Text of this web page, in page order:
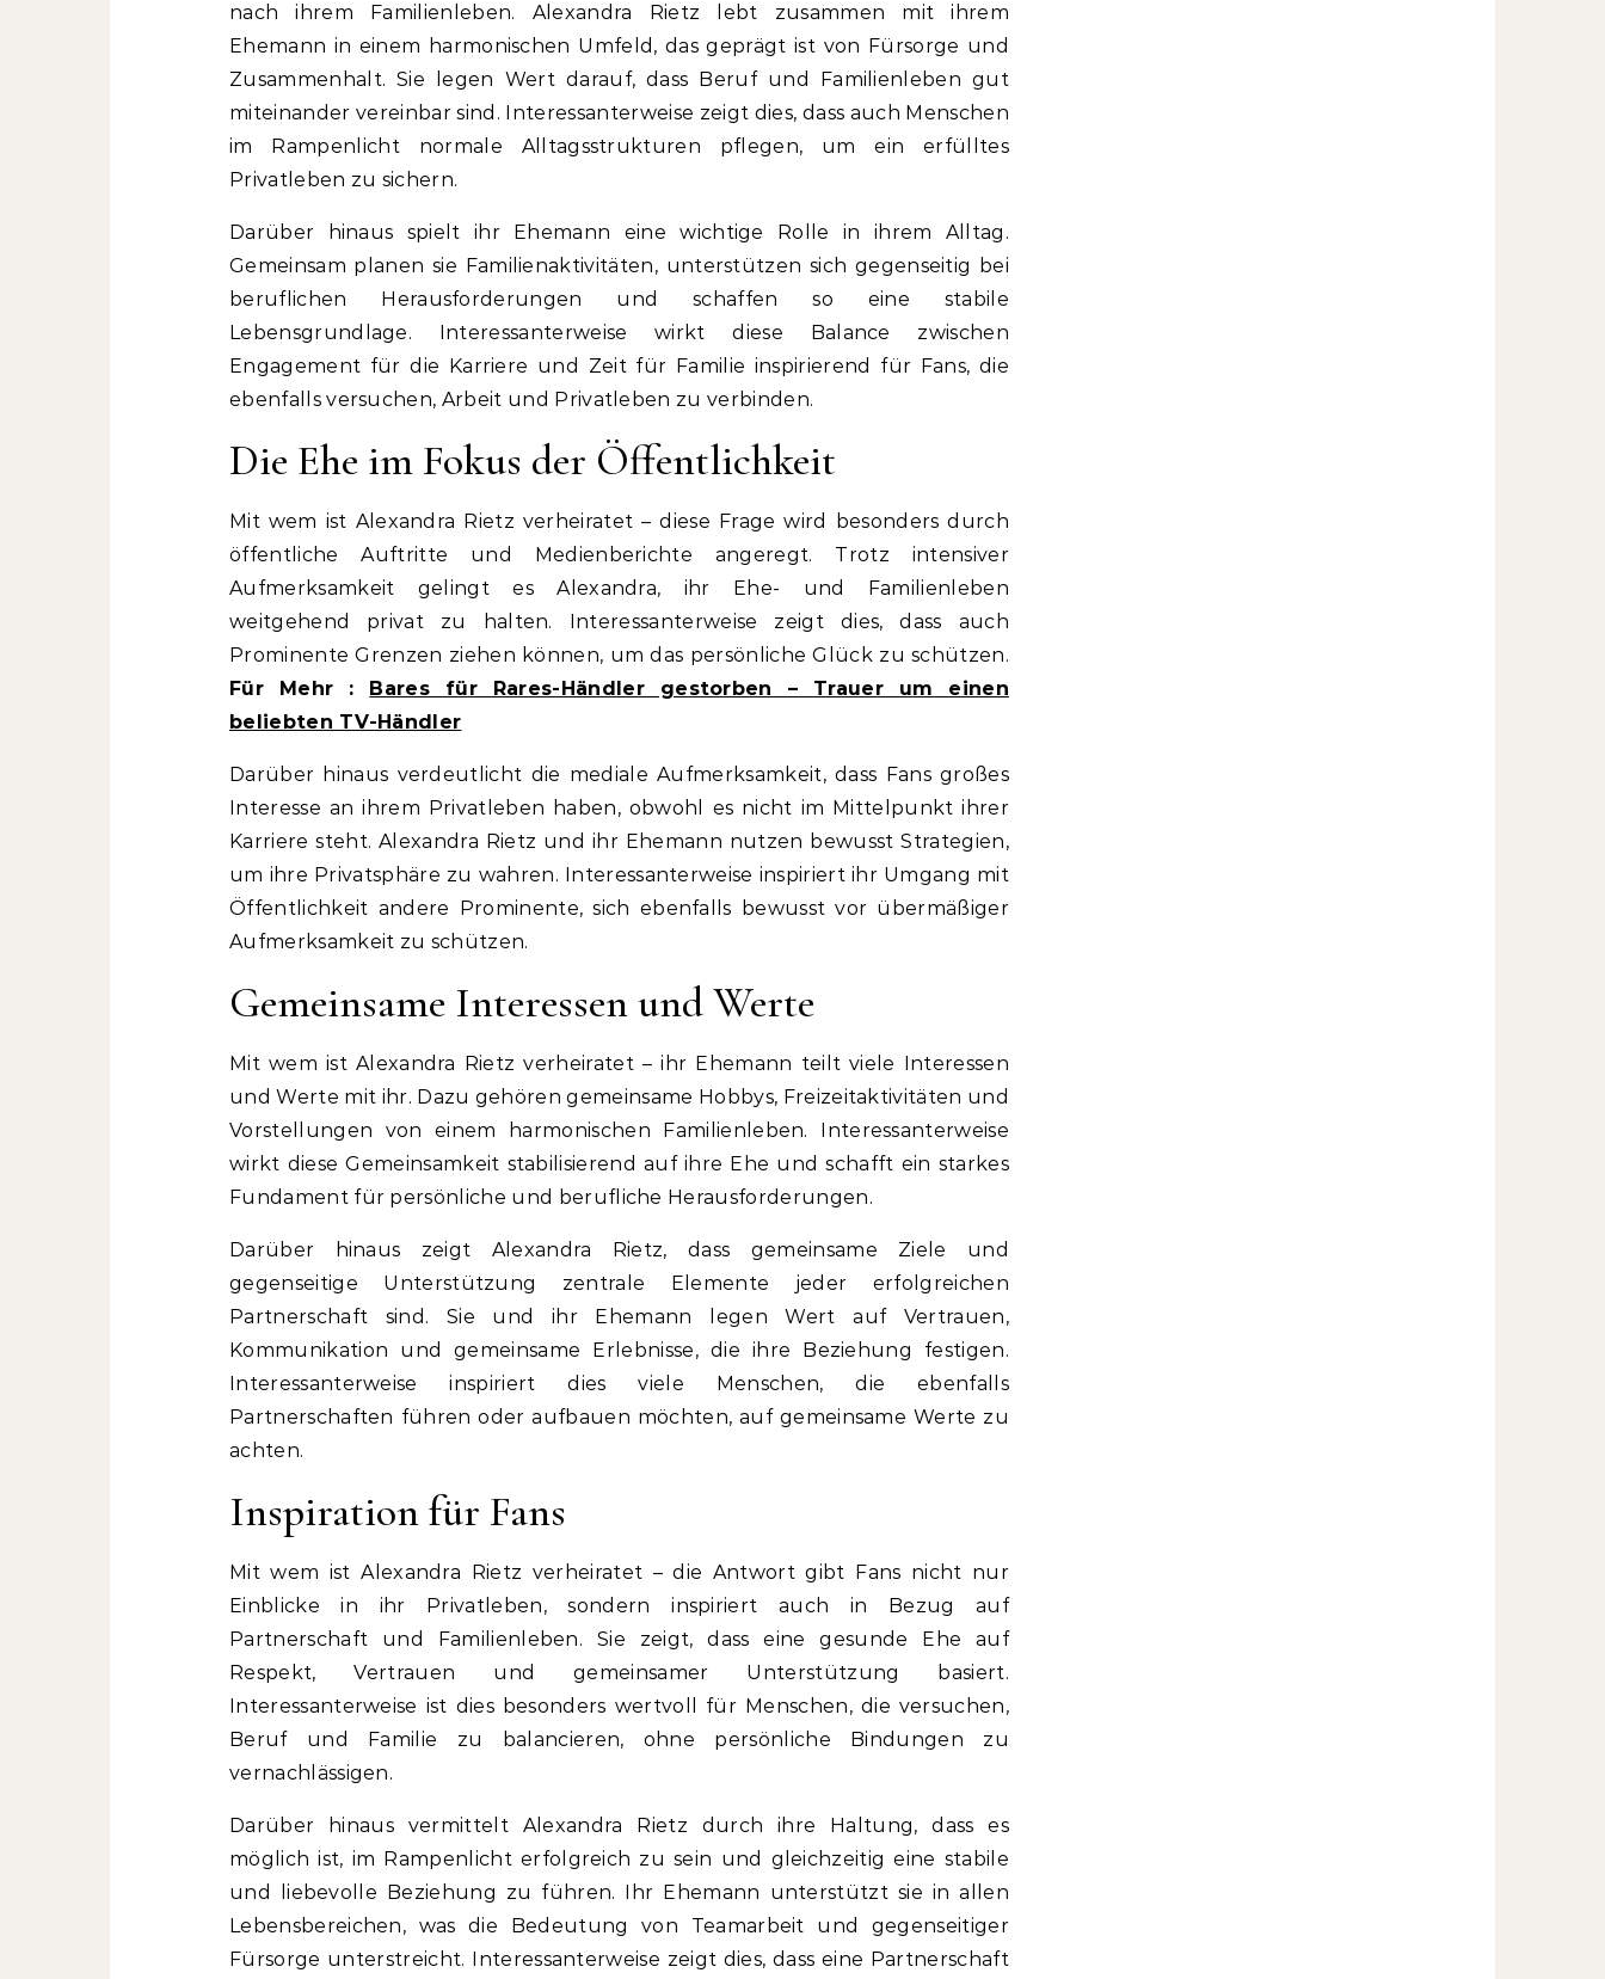
nach ihrem Familienleben. Alexandra Rietz lebt zusammen mit ihrem
Ehemann in einem harmonischen Umfeld, das geprägt ist von Fürsorge und
Zusammenhalt. Sie legen Wert darauf, dass Beruf und Familienleben gut
miteinander vereinbar sind. Interessanterweise zeigt dies, dass auch Menschen
im Rampenlicht normale Alltagsstrukturen pflegen, um ein erfülltes
Privatleben zu sichern.
Darüber hinaus spielt ihr Ehemann eine wichtige Rolle in ihrem Alltag.
Gemeinsam planen sie Familienaktivitäten, unterstützen sich gegenseitig bei
beruflichen Herausforderungen und schaffen so eine stabile
Lebensgrundlage. Interessanterweise wirkt diese Balance zwischen
Engagement für die Karriere und Zeit für Familie inspirierend für Fans, die
ebenfalls versuchen, Arbeit und Privatleben zu verbinden.
Die Ehe im Fokus der Öffentlichkeit
Mit wem ist Alexandra Rietz verheiratet – diese Frage wird besonders durch
öffentliche Auftritte und Medienberichte angeregt. Trotz intensiver
Aufmerksamkeit gelingt es Alexandra, ihr Ehe- und Familienleben
weitgehend privat zu halten. Interessanterweise zeigt dies, dass auch
Prominente Grenzen ziehen können, um das persönliche Glück zu schützen.
Für Mehr :
Bares für Rares-Händler gestorben – Trauer um einen
beliebten TV-Händler
Darüber hinaus verdeutlicht die mediale Aufmerksamkeit, dass Fans großes
Interesse an ihrem Privatleben haben, obwohl es nicht im Mittelpunkt ihrer
Karriere steht. Alexandra Rietz und ihr Ehemann nutzen bewusst Strategien,
um ihre Privatsphäre zu wahren. Interessanterweise inspiriert ihr Umgang mit
Öffentlichkeit andere Prominente, sich ebenfalls bewusst vor übermäßiger
Aufmerksamkeit zu schützen.
Gemeinsame Interessen und Werte
Mit wem ist Alexandra Rietz verheiratet – ihr Ehemann teilt viele Interessen
und Werte mit ihr. Dazu gehören gemeinsame Hobbys, Freizeitaktivitäten und
Vorstellungen von einem harmonischen Familienleben. Interessanterweise
wirkt diese Gemeinsamkeit stabilisierend auf ihre Ehe und schafft ein starkes
Fundament für persönliche und berufliche Herausforderungen.
Darüber hinaus zeigt Alexandra Rietz, dass gemeinsame Ziele und
gegenseitige Unterstützung zentrale Elemente jeder erfolgreichen
Partnerschaft sind. Sie und ihr Ehemann legen Wert auf Vertrauen,
Kommunikation und gemeinsame Erlebnisse, die ihre Beziehung festigen.
Interessanterweise inspiriert dies viele Menschen, die ebenfalls
Partnerschaften führen oder aufbauen möchten, auf gemeinsame Werte zu
achten.
Inspiration für Fans
Mit wem ist Alexandra Rietz verheiratet – die Antwort gibt Fans nicht nur
Einblicke in ihr Privatleben, sondern inspiriert auch in Bezug auf
Partnerschaft und Familienleben. Sie zeigt, dass eine gesunde Ehe auf
Respekt, Vertrauen und gemeinsamer Unterstützung basiert.
Interessanterweise ist dies besonders wertvoll für Menschen, die versuchen,
Beruf und Familie zu balancieren, ohne persönliche Bindungen zu
vernachlässigen.
Darüber hinaus vermittelt Alexandra Rietz durch ihre Haltung, dass es
möglich ist, im Rampenlicht erfolgreich zu sein und gleichzeitig eine stabile
und liebevolle Beziehung zu führen. Ihr Ehemann unterstützt sie in allen
Lebensbereichen, was die Bedeutung von Teamarbeit und gegenseitiger
Fürsorge unterstreicht. Interessanterweise zeigt dies, dass eine Partnerschaft